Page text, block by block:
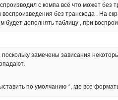
с компа всё что может без
без транскода . На
будет дополнять таблицу , при
замечены зависания
по умолчанию *, где все